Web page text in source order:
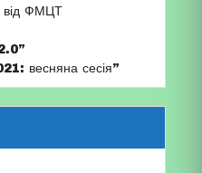
від ФМЦТ
весняна сесія”